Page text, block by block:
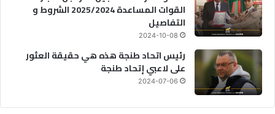
القوات المساعدة 2025/2024 الشروط و
التفاصيل
2024-10-08
رئيس اتحاد طنجة هذه هي حقيقة العثور
على لاعبي إتحاد طنجة
2024-07-06